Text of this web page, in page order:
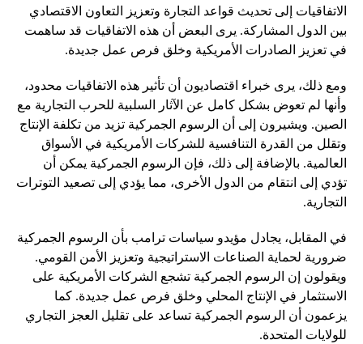
الاتفاقيات إلى تحديث قواعد التجارة وتعزيز التعاون الاقتصادي
بين الدول المشاركة. يرى البعض أن هذه الاتفاقيات قد ساهمت
في تعزيز الصادرات الأمريكية وخلق فرص عمل جديدة.
ومع ذلك، يرى خبراء اقتصاديون أن تأثير هذه الاتفاقيات محدود،
وأنها لم تعوض بشكل كامل عن الآثار السلبية للحرب التجارية مع
الصين. ويشيرون إلى أن الرسوم الجمركية تزيد من تكلفة الإنتاج
وتقلل من القدرة التنافسية للشركات الأمريكية في الأسواق
العالمية. بالإضافة إلى ذلك، فإن الرسوم الجمركية يمكن أن
تؤدي إلى انتقام من الدول الأخرى، مما يؤدي إلى تصعيد التوترات
التجارية.
في المقابل، يجادل مؤيدو سياسات ترامب بأن الرسوم الجمركية
ضرورية لحماية الصناعات الاستراتيجية وتعزيز الأمن القومي.
ويقولون إن الرسوم الجمركية تشجع الشركات الأمريكية على
الاستثمار في الإنتاج المحلي وخلق فرص عمل جديدة. كما
يزعمون أن الرسوم الجمركية تساعد على تقليل العجز التجاري
للولايات المتحدة.